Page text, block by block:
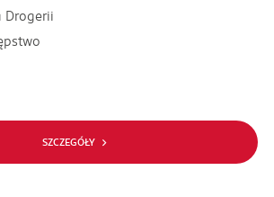
Drogerii
SZCZEGÓŁY